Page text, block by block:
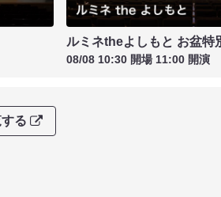
ルミネtheよしもと お盆特
08/08 10:30 開場 11:00 開演
る